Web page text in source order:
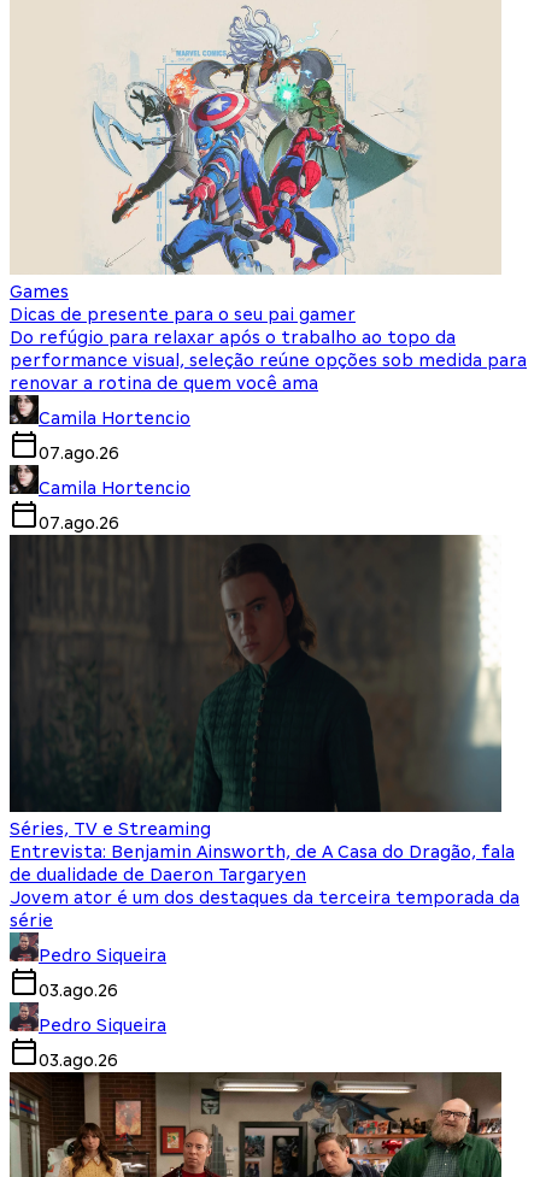
Games
Dicas de presente para o seu pai gamer
Do refúgio para relaxar após o trabalho ao topo da
performance visual, seleção reúne opções sob medida para
renovar a rotina de quem você ama
Camila Hortencio
07.ago.26
Camila Hortencio
07.ago.26
Séries, TV e Streaming
Entrevista: Benjamin Ainsworth, de A Casa do Dragão, fala
de dualidade de Daeron Targaryen
Jovem ator é um dos destaques da terceira temporada da
série
Pedro Siqueira
03.ago.26
Pedro Siqueira
03.ago.26